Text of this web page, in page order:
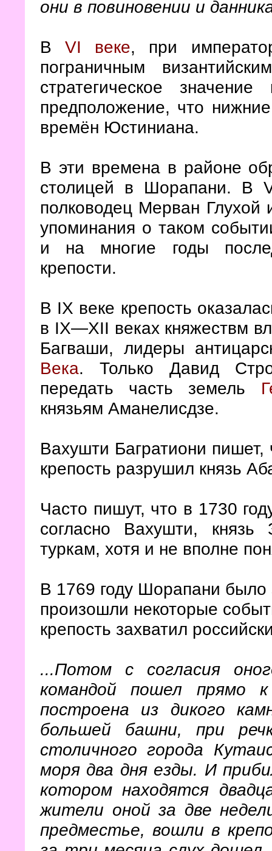
они в повиновении и
ВVI веке, при
пограничным
стратегическое
предположение, что
времён Юстиниана.
В эти времена в районе
столицей в Шорапани. В
полководец Мерван Глухой
упоминания о таком
и на многие годы
крепости.
В IX веке крепость
в IX—XII веках княжествм
Багваши, лидеры
Века. Только Давид
передать часть земель
князьям Аманелисдзе.
Вахушти Багратиони
крепость разрушил князь
Часто пишут, что в 1730
согласно Вахушти,
туркам, хотя и не вполне
В 1769 году Шорапани было
произошли некоторые
крепость захватил
...Потом с согласия
командой пошел прямо
построена из дикого
большей башни, при
столичного города
моря два дня езды. И
котором находятся
жители оной за две
предместье, вошли в